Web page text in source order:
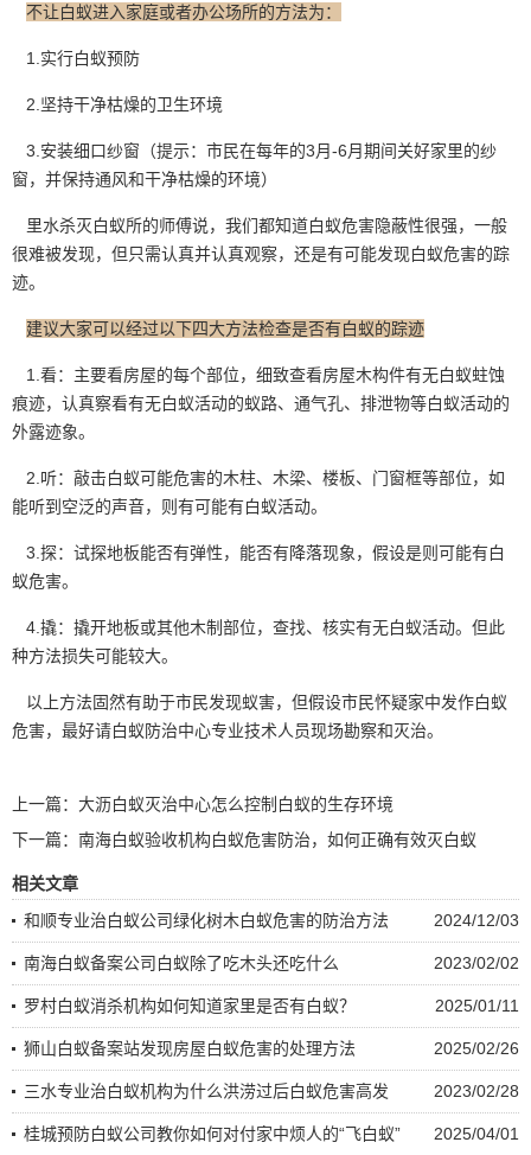
不让白蚁进入家庭或者办公场所的方法为：
1.实行白蚁预防
2.坚持干净枯燥的卫生环境
3.安装细口纱窗（提示：市民在每年的3月-6月期间关好家里的纱
窗，并保持通风和干净枯燥的环境）
里水杀灭白蚁所的师傅说，我们都知道白蚁危害隐蔽性很强，一般
很难被发现，但只需认真并认真观察，还是有可能发现白蚁危害的踪
迹。
建议大家可以经过以下四大方法检查是否有白蚁的踪迹
1.看：主要看房屋的每个部位，细致查看房屋木构件有无白蚁蛀蚀
痕迹，认真察看有无白蚁活动的蚁路、通气孔、排泄物等白蚁活动的
外露迹象。
2.听：敲击白蚁可能危害的木柱、木梁、楼板、门窗框等部位，如
能听到空泛的声音，则有可能有白蚁活动。
3.探：试探地板能否有弹性，能否有降落现象，假设是则可能有白
蚁危害。
4.撬：撬开地板或其他木制部位，查找、核实有无白蚁活动。但此
种方法损失可能较大。
以上方法固然有助于市民发现蚁害，但假设市民怀疑家中发作白蚁
危害，最好请白蚁防治中心专业技术人员现场勘察和灭治。
上一篇： 大沥白蚁灭治中心怎么控制白蚁的生存环境
下一篇： 南海白蚁验收机构白蚁危害防治，如何正确有效灭白蚁
相关文章
2024/12/03
和顺专业治白蚁公司绿化树木白蚁危害的防治方法
2023/02/02
南海白蚁备案公司白蚁除了吃木头还吃什么
2025/01/11
罗村白蚁消杀机构如何知道家里是否有白蚁？
2025/02/26
狮山白蚁备案站发现房屋白蚁危害的处理方法
2023/02/28
三水专业治白蚁机构为什么洪涝过后白蚁危害高发
2025/04/01
桂城预防白蚁公司教你如何对付家中烦人的“飞白蚁”